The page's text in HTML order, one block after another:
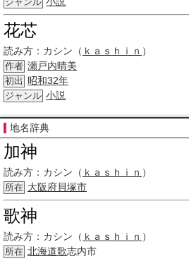
ジャンル
花芯
読み方： カシン（ ｋａｓｈｉｎ ）
作者 瀬戸内晴美
初出 昭和32年
ジャンル 小説
地名辞典
加神
読み方： カシン（ ｋａｓｈｉｎ ）
所在 大阪府貝塚市
歌神
読み方： カシン（ ｋａｓｈｉｎ ）
所在 北海道歌志内市